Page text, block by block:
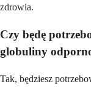
zdrowia.
Czy będę
globuliny
Tak, będziesz